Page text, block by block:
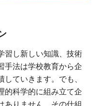
習し新しい知識、技術
手法は学校教育から企
ていきます。でも、
的科学的に組み立て企
ありません。その仕組